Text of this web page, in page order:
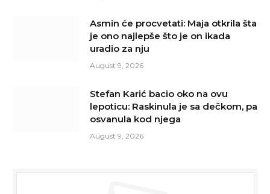
Asmin će procvetati: Maja otkrila šta
je ono najlepše što je on ikada
uradio za nju
August 9, 2026
Stefan Karić bacio oko na ovu
lepoticu: Raskinula je sa dečkom, pa
osvanula kod njega
August 9, 2026